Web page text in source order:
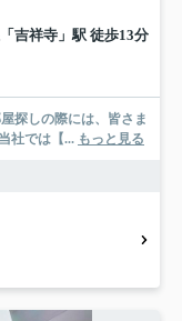
吉祥寺」駅 徒歩13分
社では【... もっと見る